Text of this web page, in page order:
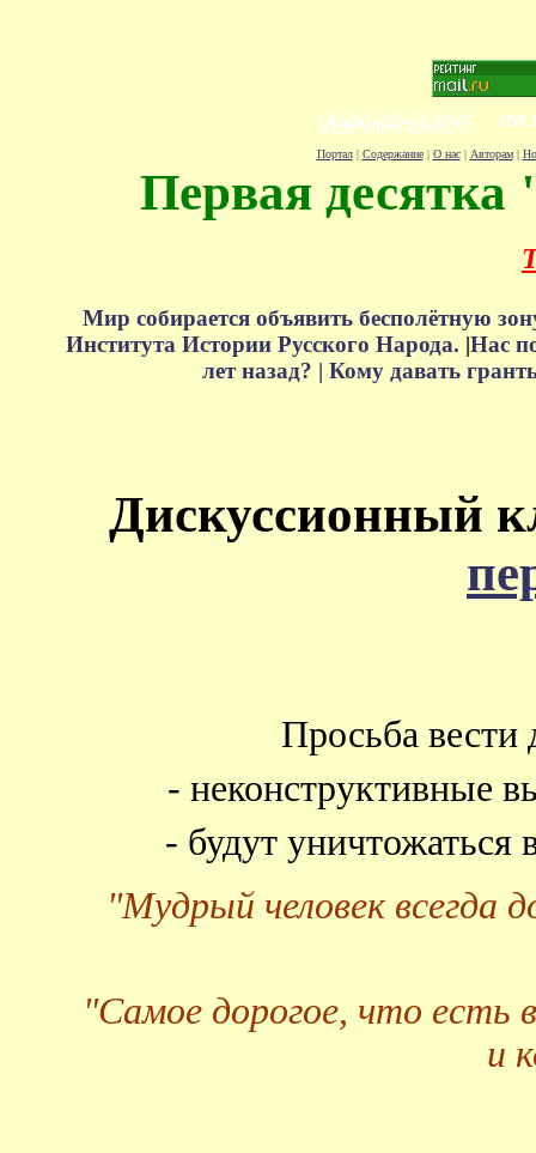
Портал| Содержание| О нас| Авторам|
Первая десятка
Мир собирается объявить бесполётную
Института Истории Русского Народа. |Нас
лет назад? | Кому давать
Дискуссионный
Просьба вести
- неконструктивные
- будут
"Мудрый человек всегда
"Самое дорогое, что есть
и